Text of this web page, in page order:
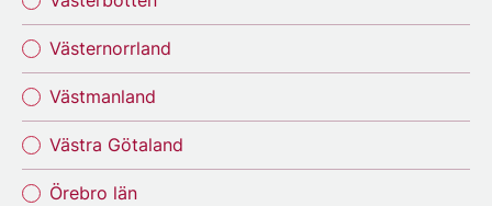
Västernorrland
Västmanland
Västra Götaland
Örebro län